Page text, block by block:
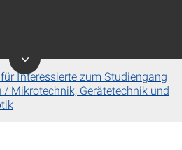
Interessierte zum Studiengang
Mikrotechnik, Gerätetechnik und